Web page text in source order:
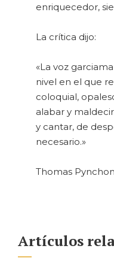
enriquecedor,
La crítica dijo:
«La voz
nivel en el que
coloquial,
alabar y
y cantar, de
necesario.»
Thomas
Artículos